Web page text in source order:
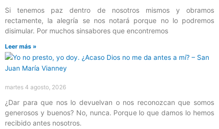
Si tenemos paz dentro de nosotros mismos y obramos
rectamente, la alegría se nos notará porque no lo podremos
disimular. Por muchos sinsabores que encontremos
Leer más »
martes 4 agosto, 2026
¿Dar para que nos lo devuelvan o nos reconozcan que somos
generosos y buenos? No, nunca. Porque lo que damos lo hemos
recibido antes nosotros.